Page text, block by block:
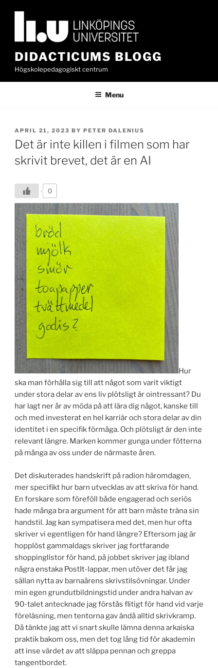
DIDACTICUMS BLOGG
Högskolepedagogiskt centrum
Menu
POSTED
ON
APRIL 21, 2023 BY PETER DALENIUS
Det är inte killen i filmen som har
skrivit brevet, det är en AI
0
Hur
ska man förhålla sig till att något som varit viktigt
under stora delar av ens liv plötsligt är ointressant? Du
har lagt ner år av möda på att lära dig något, kanske till
och med investerat en hel karriär och stora delar av din
identitet i en specifik förmåga. Och plötsligt är den inte
relevant längre. Marken kommer gunga under fötterna
på många av oss under de närmaste åren.
Det diskuterades handskrift på radion häromdagen,
mer specifikt hur barn utvecklas av att skriva för hand.
En forskare som föreföll både engagerad och seriös
hade många bra argument för att barn måste träna sin
handstil. Jag kan sympatisera med det, men hur ofta
skriver vi egentligen för hand längre? Eftersom jag är
hopplöst gammaldags skriver jag fortfarande
shoppinglistor för hand, på jobbet skriver jag ibland
några enstaka PostIt-lappar, men utöver det får jag
sällan nytta av barnaårens skrivstilsövningar. Under
min egen grundutbildningstid under andra halvan av
90-talet antecknade jag förstås flitigt för hand vid varje
föreläsning, men tentorna gav ändå alltid skrivkramp.
Då tänkte jag att vi snart skulle lämna denna arkaiska
praktik bakom oss, men det tog lång tid för akademin
att inse värdet av att släppa pennan och greppa
tangentbordet.